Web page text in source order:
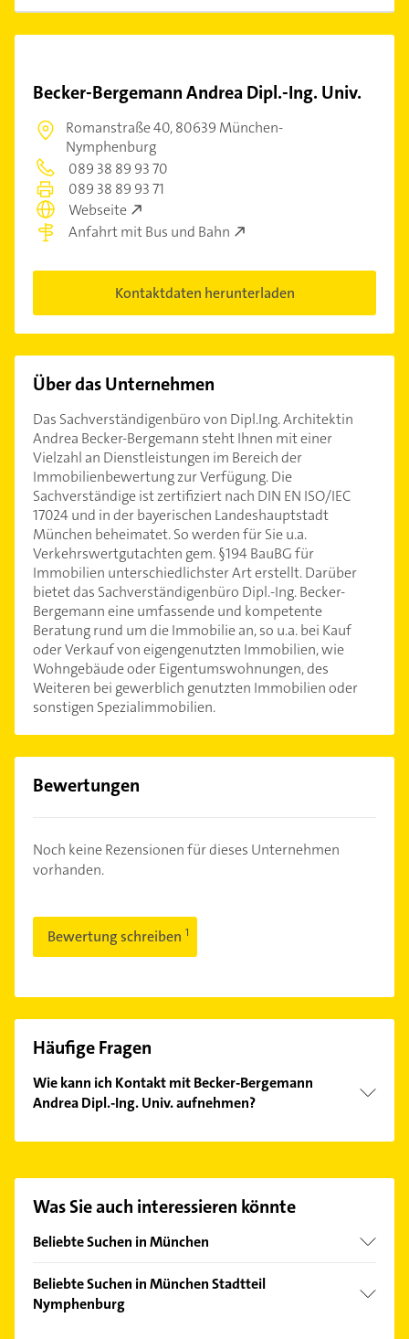
Becker-Bergemann Andrea Dipl.-Ing. Univ.
Romanstraße 40,80639 München-
Nymphenburg
089 38 89 93 70
089 38 89 93 71
Webseite
Anfahrt mit Bus und Bahn
Kontaktdaten herunterladen
Über das Unternehmen
Das Sachverständigenbüro von Dipl.Ing. Architektin
Andrea Becker-Bergemann steht Ihnen mit einer
Vielzahl an Dienstleistungen im Bereich der
Immobilienbewertung zur Verfügung. Die
Sachverständige ist zertifiziert nach DIN EN ISO/IEC
17024 und in der bayerischen Landeshauptstadt
München beheimatet. So werden für Sie u.a.
Verkehrswertgutachten gem. §194 BauBG für
Immobilien unterschiedlichster Art erstellt. Darüber
bietet das Sachverständigenbüro Dipl.-Ing. Becker-
Bergemann eine umfassende und kompetente
Beratung rund um die Immobilie an, so u.a. bei Kauf
oder Verkauf von eigengenutzten Immobilien, wie
Wohngebäude oder Eigentumswohnungen, des
Weiteren bei gewerblich genutzten Immobilien oder
sonstigen Spezialimmobilien.
Bewertungen
Noch keine Rezensionen für dieses Unternehmen
vorhanden.
Bewertung schreiben
Häufige Fragen
Wie kann ich Kontakt mit Becker-Bergemann
Andrea Dipl.-Ing. Univ. aufnehmen?
Hier finden Sie alleKontaktdaten
Was Sie auch interessieren könnte
Beliebte Suchen in München
Immobilien
Immobilienmakler
Beliebte Suchen in München Stadtteil
Nymphenburg